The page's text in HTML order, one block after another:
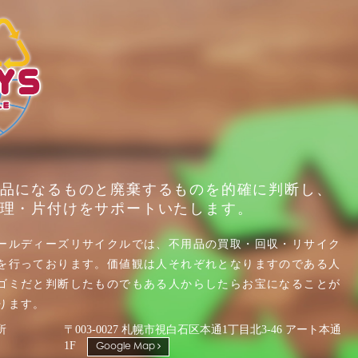
になるものと廃棄するものを的確に判断し、
・片付けをサポートいたします。
ルディーズリサイクルでは、不用品の買取・回収・リサイク
行っております。価値観は人それぞれとなりますのである人
ミだと判断したものでもある人からしたらお宝になることが
ます。
〒003-0027 札幌市視白石区本通1丁目北3-46 アート本通
1F
Google Map